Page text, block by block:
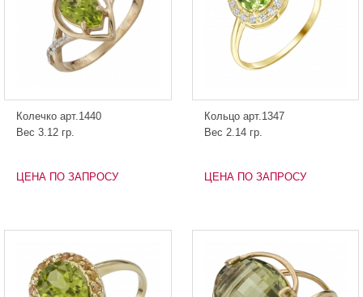
Колечко арт.1440
Вес 3.12 гр.
ЦЕНА ПО ЗАПРОСУ
Кольцо арт.1347
Вес 2.14 гр.
ЦЕНА ПО ЗАПРОСУ